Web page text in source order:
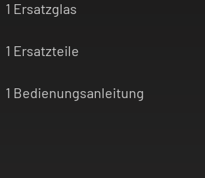
1 Ersatzglas
1 Ersatzteile
1 Bedienungsanleitung